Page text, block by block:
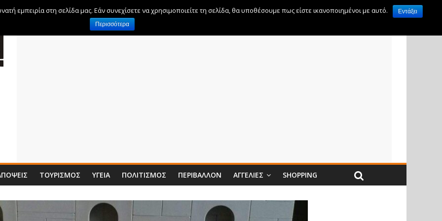
ΤΟΥΡΙΣΜΌΣ ΥΓΕΊΑ ΠΟΛΙΤΙΣΜΌΣ ΠΕΡΙΒΆΛΛΟΝ ΑΓΓΕΛΊΕΣ SHOPPING
εμπειρία στη σελίδα μας. Εάν συνεχίσετε να χρησιμοποιείτε τη σελίδα, θα υποθέσουμε πως είστε ικανοποιημένοι με αυτό.
Εντάξει
Περισσότερα